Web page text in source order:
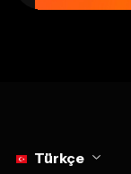
Türkçe